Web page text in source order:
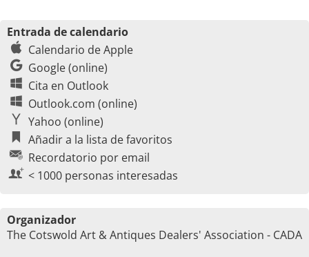
Entrada de calendario
Calendario de Apple
Google (online)
Cita en Outlook
Outlook.com (online)
Yahoo (online)
Añadir a la lista de favoritos
Recordatorio por email
< 1000 personas interesadas
Organizador
The Cotswold Art & Antiques Dealers' Association - CADA